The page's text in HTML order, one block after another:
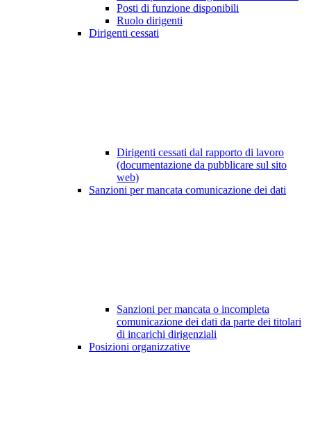
Posti di funzione disponibili
Ruolo dirigenti
Dirigenti cessati
Dirigenti cessati dal rapporto di lavoro
(documentazione da pubblicare sul sito
web)
Sanzioni per mancata comunicazione dei dati
Sanzioni per mancata o incompleta
comunicazione dei dati da parte dei titolari
di incarichi dirigenziali
Posizioni organizzative